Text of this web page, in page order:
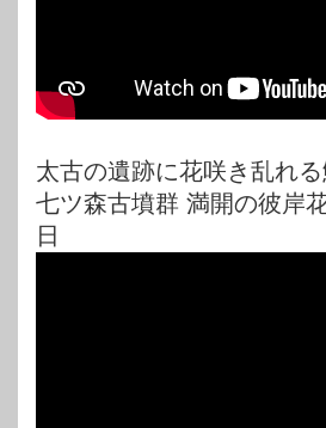
太古の遺跡に花咲き乱れる
七ツ森古墳群 満開の彼岸
日